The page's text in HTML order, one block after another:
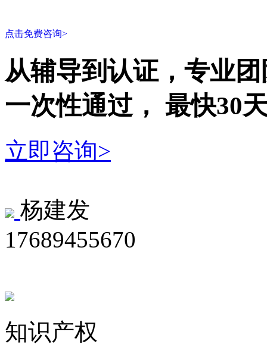
点击免费咨询>
从辅导到认证，专业
一次性通过， 最快30
立即咨询>
杨建发
17689455670
知识产权